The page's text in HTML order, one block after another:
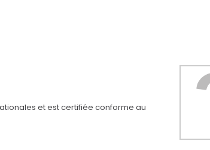
et est certifiée conforme au